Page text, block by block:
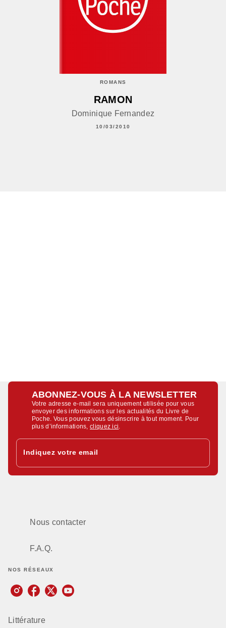
ROMANS
RAMON
Dominique Fernandez
10/03/2010
ABONNEZ-VOUS À LA NEWSLETTER
Votre adresse e-mail sera uniquement utilisée pour vous
envoyer des informations sur les actualités du Livre de
Poche. Vous pouvez vous désinscrire à tout moment. Pour
plus d’informations,cliquez ici
Indiquez votre email
Nous contacter
F.A.Q.
NOS RÉSEAUX
Littérature